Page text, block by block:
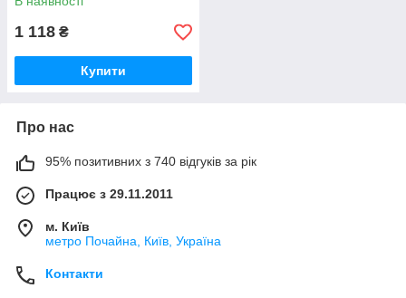
1 118 ₴
Купити
Про нас
95% позитивних з 740 відгуків за рік
Працює з 29.11.2011
м. Київ
метро Почайна, Київ, Україна
Контакти